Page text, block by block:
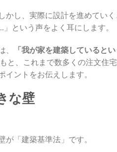
かし、実際に設計を進めてい
という声をよく耳にします。
「我が家を建築していると
と、これまで数多くの注文住
ントをお伝えします。
な壁
「建築基準法」です。